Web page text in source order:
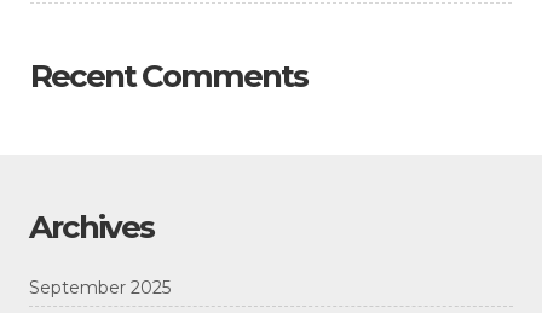
Recent Comments
Archives
September 2025